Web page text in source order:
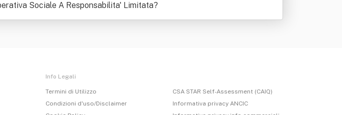
Sociale A Responsabilita' Limitata?
Info Legali
Termini di Utilizzo
Condizioni d'uso/Disclaimer
CSA STAR Self-Assessment (CAIQ)
Informativa privacy ANCIC